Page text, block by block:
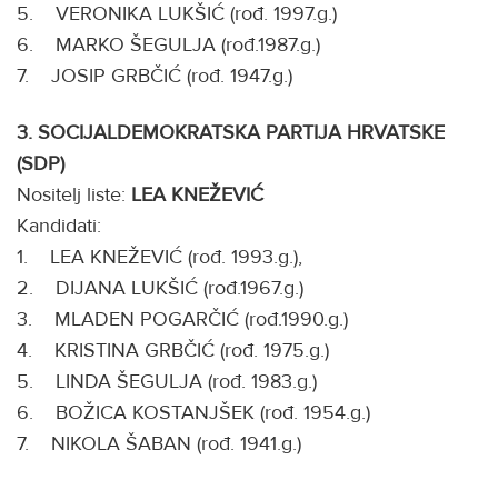
5. VERONIKA LUKŠIĆ (rođ. 1997.g.)
6. MARKO ŠEGULJA (rođ.1987.g.)
7. JOSIP GRBČIĆ (rođ. 1947.g.)
3. SOCIJALDEMOKRATSKA PARTIJA HRVATSKE
(SDP)
Nositelj liste: LEA KNEŽEVIĆ
Kandidati:
1. LEA KNEŽEVIĆ (rođ. 1993.g.),
2. DIJANA LUKŠIĆ (rođ.1967.g.)
3. MLADEN POGARČIĆ (rođ.1990.g.)
4. KRISTINA GRBČIĆ (rođ. 1975.g.)
5. LINDA ŠEGULJA (rođ. 1983.g.)
6. BOŽICA KOSTANJŠEK (rođ. 1954.g.)
7. NIKOLA ŠABAN (rođ. 1941.g.)